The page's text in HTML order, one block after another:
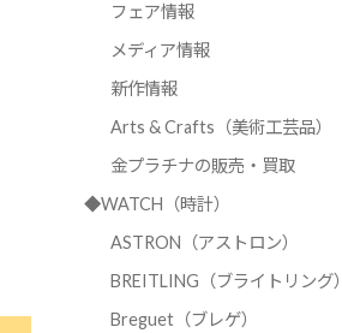
フェア情報
メディア情報
新作情報
Arts & Crafts（美術工芸品）
金プラチナの販売・買取
◆WATCH（時計）
ASTRON（アストロン）
BREITLING（ブライトリング）
Breguet（ブレゲ）